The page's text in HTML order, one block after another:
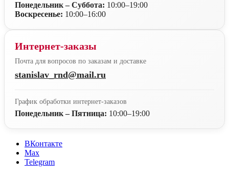
Понедельник – Суббота: 10:00–19:00
Воскресенье: 10:00–16:00
Интернет-заказы
Почта для вопросов по заказам и доставке
stanislav_rnd@mail.ru
График обработки интернет-заказов
Понедельник – Пятница: 10:00–19:00
ВКонтакте
Max
Telegram